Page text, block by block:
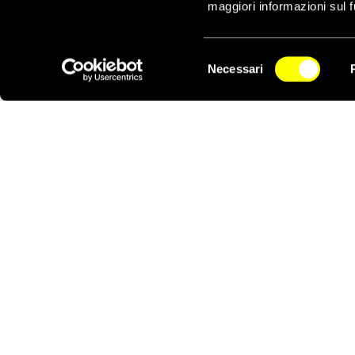
maggiori informazioni sul
del
Necessari
cercato di proteggere
protestare.
Nastenka
esteriore. Era
NEWSLETTER